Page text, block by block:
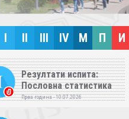
I II III IV M П И
Резултати испита:
Пословна статистика
Прва година - 10.07.2026